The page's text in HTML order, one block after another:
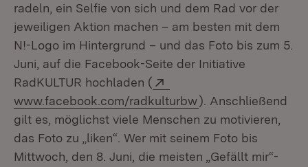
radeln, ein Selfie von sich und dem Rad vor der
jeweiligen Aktion machen – am besten mit dem
N!-Logo im Hintergrund – und das Foto bis zum 5.
Juni, auf die Facebook-Seite der Initiative
RadKULTUR hochladen (
www.facebook.com/radkulturbw). Anschließend
gilt es, möglichst viele Menschen zu motivieren,
das Foto zu „liken“. Wer mit seinem Foto bis
Mittwoch, den 8. Juni, die meisten „Gefällt mir“-